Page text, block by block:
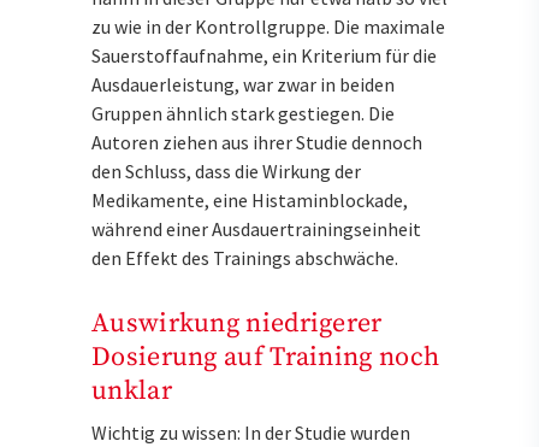
zu wie in der Kontrollgruppe. Die maximale
Sauerstoffaufnahme, ein Kriterium für die
Ausdauerleistung, war zwar in beiden
Gruppen ähnlich stark gestiegen. Die
Autoren ziehen aus ihrer Studie dennoch
den Schluss, dass die Wirkung der
Medikamente, eine Histaminblockade,
während einer Ausdauertrainingseinheit
den Effekt des Trainings abschwäche.
Auswirkung niedrigerer
Dosierung auf Training noch
unklar
Wichtig zu wissen: In der Studie wurden